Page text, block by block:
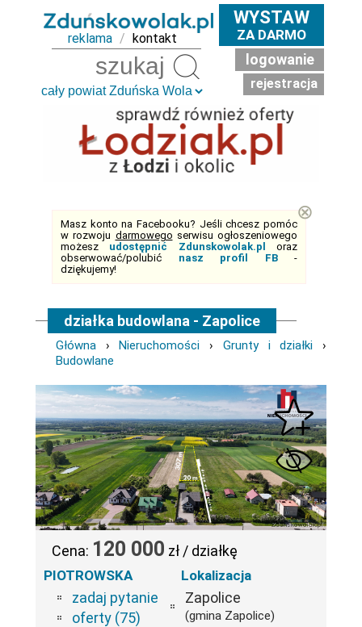
reklama / kontakt
WYSTAW
ZA DARMO
logowanie
rejestracja
Masz konto na Facebooku? Jeśli chcesz pomóc
w rozwoju darmowego serwisu ogłoszeniowego
możesz udostępnić Zdunskowolak.pl
oraz
obserwować/polubić nasz profil FB-
dziękujemy!
⊗
działka budowlana - Zapolice
Główna ›Nieruchomości › Grunty i działki ›
Budowlane
Cena: 120 000 zł / działkę
PIOTROWSKA
zadaj pytanie
oferty (75)
Lokalizacja
Zapolice
(gmina Zapolice)